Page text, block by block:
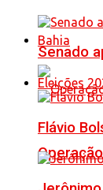
Bahia
Senado
Eleições
Flávio